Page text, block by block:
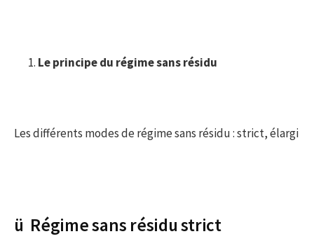
Le principe du régime sans résidu
Les différents modes de régime sans résidu : strict, élargi
ü Régime sans résidu strict